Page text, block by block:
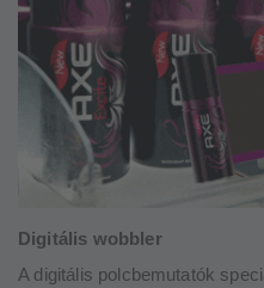
Digitális wobbler
A digitális polcbemutatók